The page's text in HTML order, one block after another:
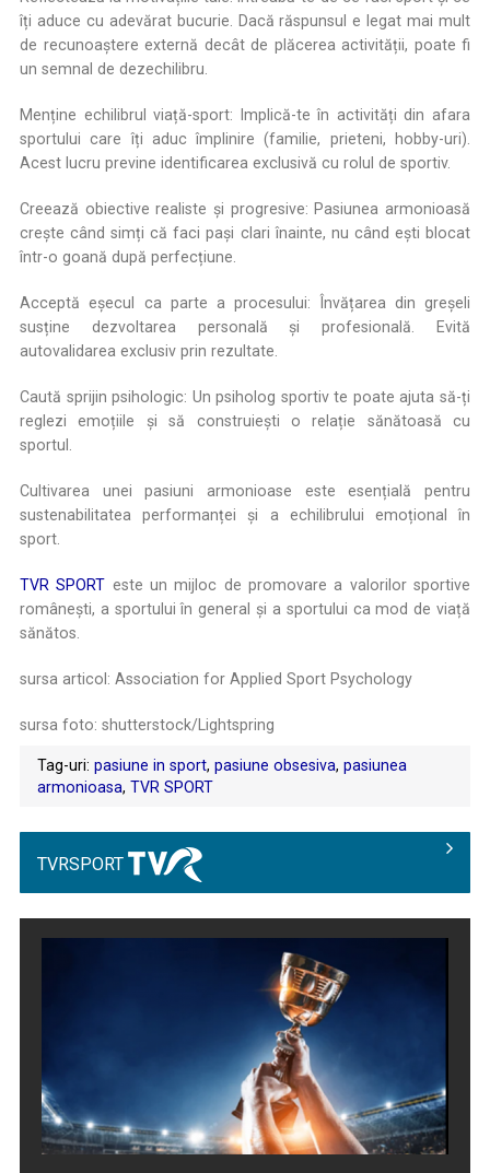
îți aduce cu adevărat bucurie. Dacă răspunsul e legat mai mult
de recunoaștere externă decât de plăcerea activității, poate fi
un semnal de dezechilibru.
Menține echilibrul viață-sport: Implică-te în activități din afara
sportului care îți aduc împlinire (familie, prieteni, hobby-uri).
Acest lucru previne identificarea exclusivă cu rolul de sportiv.
Creează obiective realiste și progresive: Pasiunea armonioasă
crește când simți că faci pași clari înainte, nu când ești blocat
într-o goană după perfecțiune.
Acceptă eșecul ca parte a procesului: Învățarea din greșeli
susține dezvoltarea personală și profesională. Evită
autovalidarea exclusiv prin rezultate.
Caută sprijin psihologic: Un psiholog sportiv te poate ajuta să-ți
reglezi emoțiile și să construiești o relație sănătoasă cu
sportul.
Cultivarea unei pasiuni armonioase este esențială pentru
sustenabilitatea performanței și a echilibrului emoțional în
sport.
TVR SPORT este un mijloc de promovare a valorilor sportive
românești, a sportului în general și a sportului ca mod de viață
sănătos.
sursa articol: Association for Applied Sport Psychology
sursa foto: shutterstock/Lightspring
Tag-uri: pasiune in sport, pasiune obsesiva, pasiunea
armonioasa, TVR SPORT
TVRSPORT